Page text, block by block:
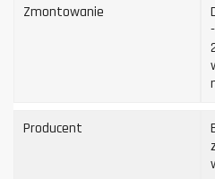
Zmontowanie
Producent